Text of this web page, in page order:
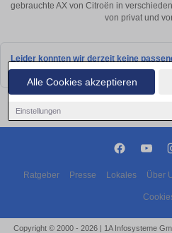
Alle Cookies akzeptieren
Einstellungen
gebrauchte AX von Citroën in
von privat und
Leider konnten wir derzeit keine
bald wieder vorbei!
Ratgeber Presse Lokales Über
Copyright © 2000 - 2026 | 1A Infosysteme